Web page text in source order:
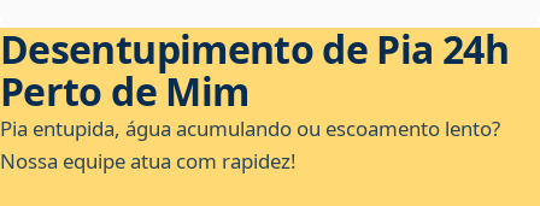
Desentupimento de Pia 24h
Perto de Mim
Pia entupida, água acumulando ou escoamento lento?
Nossa equipe atua com rapidez!